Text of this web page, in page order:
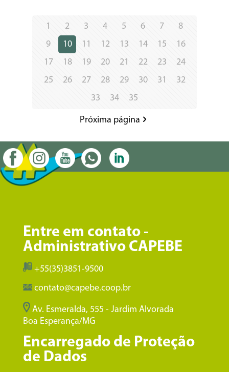
1 2 3 4 5 6 7
8
9
10 11 12 13 14 15
16
17
18 19 20 21 22 23
24
25
26 27 28 29 30 31
32
33
34 35
Próxima página
Entre em contato -
Administrativo CAPEBE
+55(35)3851-9500
contato@capebe.coop.br
Av. Esmeralda, 555 - Jardim Alvorada
Boa Esperança/MG
Encarregado de Proteção
de Dados